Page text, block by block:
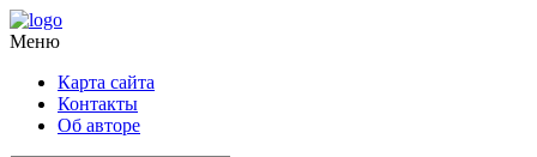
Меню
Карта сайта
Контакты
Об авторе